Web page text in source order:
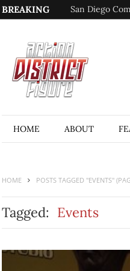
BREAKING San Diego
HOME ABOUT
HOME POSTS TAGGED "EVENTS"
Tagged: Events